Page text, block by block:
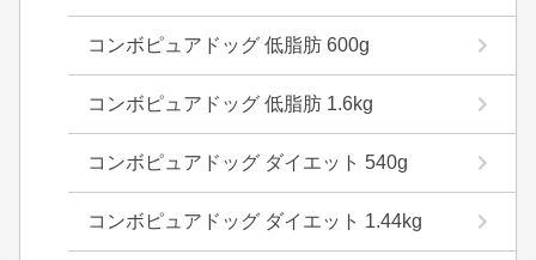
コンボピュアドッグ 低脂肪 600g
コンボピュアドッグ 低脂肪 1.6kg
コンボピュアドッグ ダイエット 540g
コンボピュアドッグ ダイエット 1.44kg